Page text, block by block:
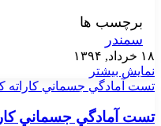
برچسب ها
سمندر
۱۸ خرداد, ۱۳۹۴
نمایش بیشتر
تست آمادگي جسماني كاراته
تست آمادگي جسماني